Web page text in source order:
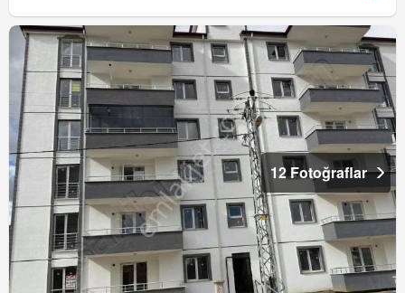
12 Fotoğraflar